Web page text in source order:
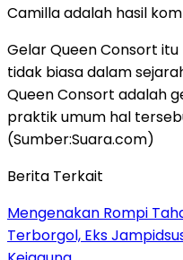
Camilla adalah hasil
Gelar Queen Consort
tidak biasa dalam
Queen Consort adalah
praktik umum hal
(Sumber:Suara.com)
Berita Terkait
Mengenakan Rompi
Terborgol, Eks